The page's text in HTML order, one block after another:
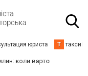
юриста Т такси
коли варто